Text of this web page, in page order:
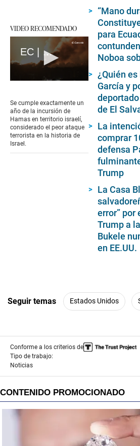
VIDEO RECOMENDADO
EC | Guerra en Gaza: A un año del ataque mortal de Hamás en Israel (loop)
of
17
seconds
Se cumple exactamente un
año de la incursión de
Hamas en territorio israelí,
considerado el peor ataque
terrorista en la historia de
Israel.
“Mano
para
Noboa
¿Quién
García y
de El
La
comprar
defensa
Trump
La Casa
error” por
Trump a
Bukele
en EE.UU.
Seguir temas Estados Unidos
Conforme a los criterios de
Tipo de trabajo:
Noticias